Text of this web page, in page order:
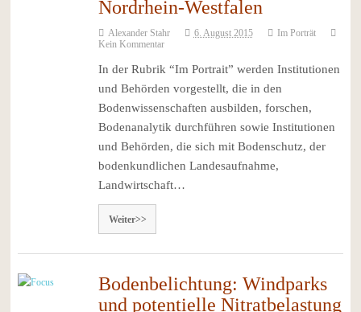
Nordrhein-Westfalen
Alexander Stahr 6. August 2015
Im Porträt
Kein Kommentar
In der Rubrik “Im Portrait” werden Institutionen
und Behörden vorgestellt, die in den
Bodenwissenschaften ausbilden, forschen,
Bodenanalytik durchführen sowie Institutionen
und Behörden, die sich mit Bodenschutz, der
bodenkundlichen Landesaufnahme,
Landwirtschaft…
Weiter>>
Bodenbelichtung: Windparks
und potentielle Nitratbelastung